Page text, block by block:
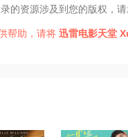
的资源涉及到您的版权，
帮助，请将迅雷电影天堂